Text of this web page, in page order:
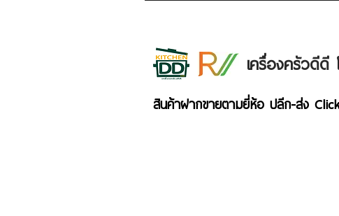
เครื่องครัวดีดี
สินค้าฝากขายตามยี่ห้อ ปลีก-ส่ง